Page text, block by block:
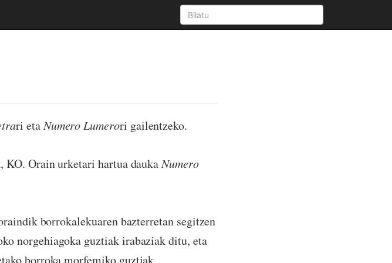
ri etaNumero Lumerori gailentzeko.
Orain urketari hartua daukaNumero
borrokalekuaren bazterretan segitzen
norgehiagoka guztiak irabaziak ditu, eta
borroka morfemiko guztiak.